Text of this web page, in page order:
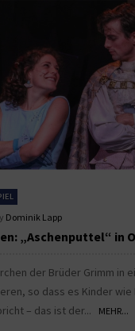
Dominik Lapp
„Aschenputtel“ in
der Brüder Grimm in
so dass es Kinder wie
– das ist der...
MEHR...